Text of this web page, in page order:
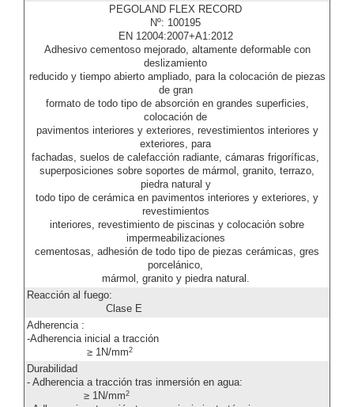
PEGOLAND FLEX RECORD
Nº: 100195
EN 12004:2007+A1:2012
Adhesivo cementoso mejorado, altamente deformable con
deslizamiento
reducido y tiempo abierto ampliado, para la colocación de piezas
de gran
formato de todo tipo de absorción en grandes superficies,
colocación de
pavimentos interiores y exteriores, revestimientos interiores y
exteriores, para
fachadas, suelos de calefacción radiante, cámaras frigoríficas,
superposiciones sobre soportes de mármol, granito, terrazo,
piedra natural y
todo tipo de cerámica en pavimentos interiores y exteriores, y
revestimientos
interiores, revestimiento de piscinas y colocación sobre
impermeabilizaciones
cementosas, adhesión de todo tipo de piezas cerámicas, gres
porcelánico,
mármol, granito y piedra natural.
Reacción al fuego:
Clase E
Adherencia :
-Adherencia inicial a tracción
≥ 1N/mm2
Durabilidad
- Adherencia a tracción tras inmersión en agua:
≥ 1N/mm2